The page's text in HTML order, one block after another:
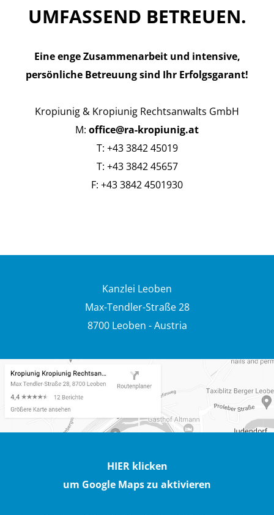
UMFASSEND BETREUEN.
Eine enge Zusammenarbeit und intensive,
persönliche Betreuung sind Ihr Erfolgsgarant!
Kropiunig & Kropiunig Rechtsanwalts GmbH
M: office@ra-kropiunig.at
T: +43 3842 45019
T: +43 3842 45657
F: +43 3842 4501930
Kanzlei Leoben
Max-Tendler-Straße 28
8700 Leoben - Austria
HIER klicken
um Google Maps zu aktivieren